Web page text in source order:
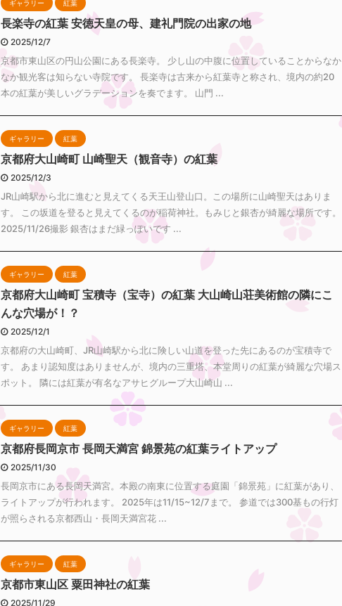
ギャラリー 紅葉
長楽寺の紅葉 安徳天皇の母、建礼門院の出家の地
2025/12/7
京都市東山区の円山公園にある長楽寺。 少し山の中腹に位置していることからなか
なか観光客は知らない寺院です。 長楽寺は古来から紅葉寺と称され、境内の約20
本の紅葉が美しいグラデーションを奏でます。 山門 ...
ギャラリー 紅葉
京都府大山崎町 山崎聖天（観音寺）の紅葉
2025/12/3
JR山崎駅から北に進むと見えてくる天王山登山口。この場所に山崎聖天はありま
す。 この坂道を登ると見えてくるのが稲荷神社。もみじと銀杏が綺麗な場所です。
2025/11/26撮影 銀杏はまだ緑っぽいです ...
ギャラリー 紅葉
京都府大山崎町 宝積寺（宝寺）の紅葉 大山崎山荘美術館の隣にこ
んな穴場が！？
2025/12/1
京都府の大山崎町、JR山崎駅から北に険しい山道を登った先にあるのが宝積寺で
す。 あまり認知度はありませんが、境内の三重塔、本堂周りの紅葉が綺麗な穴場ス
ポット。 隣には紅葉が有名なアサヒグループ大山崎山 ...
ギャラリー 紅葉
京都府長岡京市 長岡天満宮 錦景苑の紅葉ライトアップ
2025/11/30
長岡京市にある長岡天満宮。本殿の南東に位置する庭園「錦景苑」に紅葉があり、
ライトアップが行われます。 2025年は11/15~12/7まで。 参道では300基もの行灯
が照らされる京都西山・長岡天満宮花 ...
ギャラリー 紅葉
京都市東山区 粟田神社の紅葉
2025/11/29